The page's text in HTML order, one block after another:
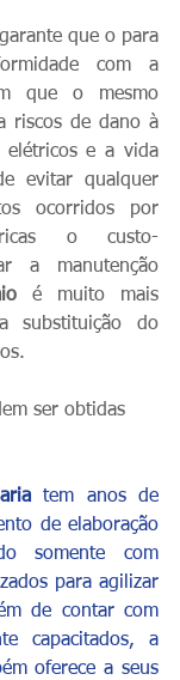
que o para
com a
que o mesmo
riscos de dano à
elétricos e a vida
evitar qualquer
ocorridos por
o custo-
a manutenção
é muito mais
substituição do
ser obtidas
tem anos de
de elaboração
somente com
para agilizar
de contar com
oferece a seus